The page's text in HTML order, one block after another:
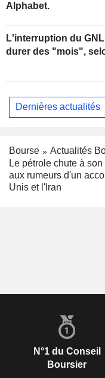
Alphabet.
L'interruption du
durer des "mois",
Dernières actualités
Bourse
Actualités
Le pétrole chute à
aux rumeurs d'un
Unis et l'Iran
N°1 du Conseil
Boursier